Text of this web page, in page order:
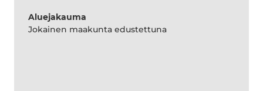
Aluejakauma
Jokainen maakunta edustettuna